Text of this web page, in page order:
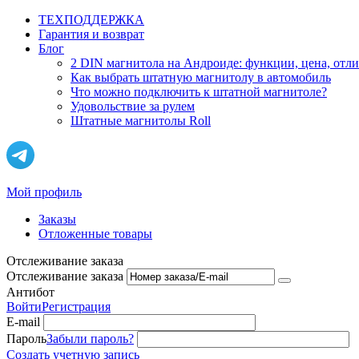
ТЕХПОДДЕРЖКА
Гарантия и возврат
Блог
2 DIN магнитола на Андроиде: функции, цена,
Как выбрать штатную магнитолу в автомобиль
Что можно подключить к штатной магнитоле?
Удовольствие за рулем
Штатные магнитолы Roll
Мой профиль
Заказы
Отложенные товары
Отслеживание заказа
Отслеживание заказа
Антибот
ВойтиРегистрация
E-mail
ПарольЗабыли пароль?
Создать учетную запись